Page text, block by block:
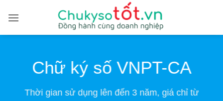
qua
Chữ ký số VNPT-CA
Thời gian sử dụng lên đến 3 năm, giá chỉ từ